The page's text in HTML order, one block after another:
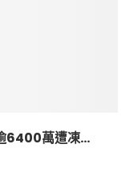
6400萬遭凍...